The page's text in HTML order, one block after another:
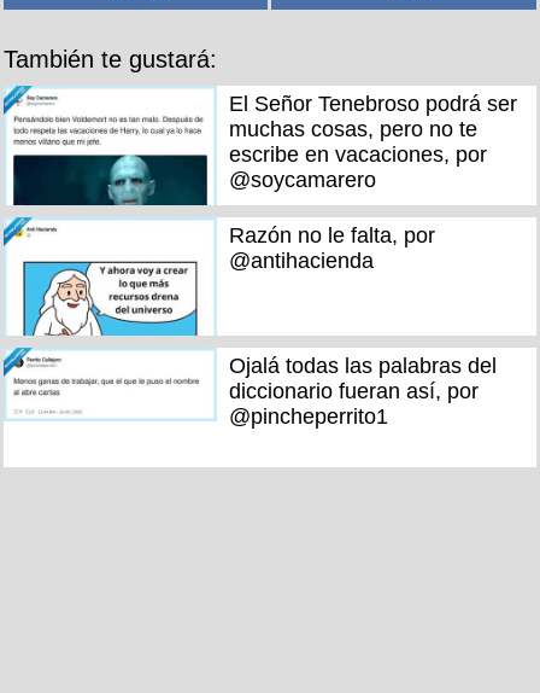
También te gustará:
El Señor Tenebroso podrá ser
muchas cosas, pero no te
escribe en vacaciones, por
@soycamarero
Razón no le falta, por
@antihacienda
Ojalá todas las palabras del
diccionario fueran así, por
@pincheperrito1